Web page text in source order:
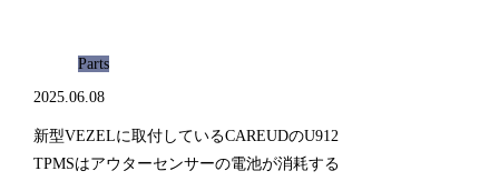
Parts
2025.06.08
新型VEZELに取付しているCAREUDのU912
TPMSはアウターセンサーの電池が消耗する